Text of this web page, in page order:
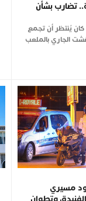
تضارب بشأن
كان يُنتظر أن تجمع
برشلونة باتحاد طنجة، يوم 15 غشت الجاري بالملعب
مسيري